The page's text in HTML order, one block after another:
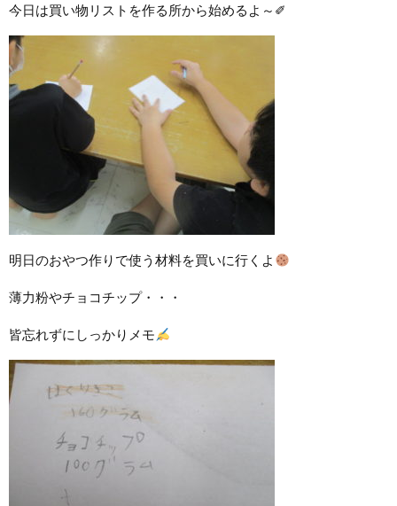
今日は買い物リストを作る所から始めるよ～✐
明日のおやつ作りで使う材料を買いに行くよ
薄力粉やチョコチップ・・・
皆忘れずにしっかりメモ